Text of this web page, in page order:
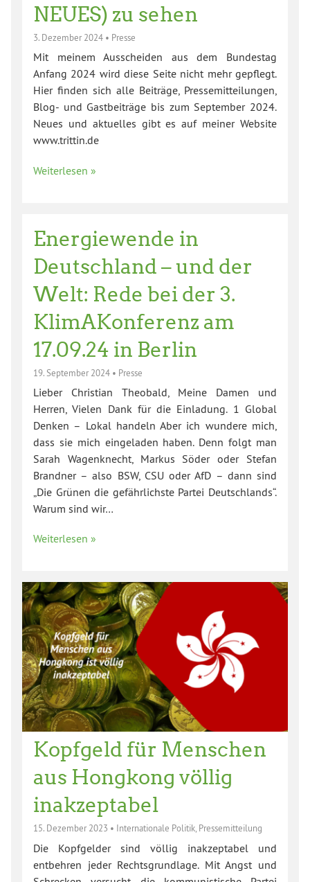
NEUES) zu sehen
3. Dezember 2024 • Presse
Mit meinem Ausscheiden aus dem Bundestag
Anfang 2024 wird diese Seite nicht mehr gepflegt.
Hier finden sich alle Beiträge, Pressemitteilungen,
Blog- und Gastbeiträge bis zum September 2024.
Neues und aktuelles gibt es auf meiner Website
www.trittin.de
Weiterlesen »
Energiewende in
Deutschland – und der
Welt: Rede bei der 3.
KlimAKonferenz am
17.09.24 in Berlin
19. September 2024 • Presse
Lieber Christian Theobald, Meine Damen und
Herren, Vielen Dank für die Einladung. 1 Global
Denken – Lokal handeln Aber ich wundere mich,
dass sie mich eingeladen haben. Denn folgt man
Sarah Wagenknecht, Markus Söder oder Stefan
Brandner – also BSW, CSU oder AfD – dann sind
„Die Grünen die gefährlichste Partei Deutschlands“.
Warum sind wir…
Weiterlesen »
Kopfgeld für Menschen
aus Hongkong völlig
inakzeptabel
15. Dezember 2023 • Internationale Politik, Pressemitteilung
Die Kopfgelder sind völlig inakzeptabel und
entbehren jeder Rechtsgrundlage. Mit Angst und